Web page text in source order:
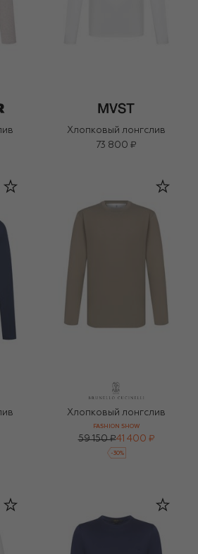
Хлопковый лонгслив
73 800 ₽
Хлопковый лонгслив
FASHION SHOW
59 150 ₽41 400 ₽
-30%